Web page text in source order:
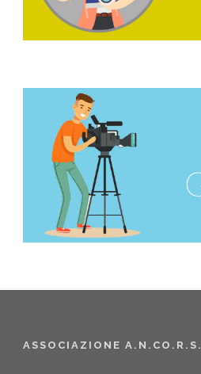
ASSOCIAZIONE A.N.CO.R.S.